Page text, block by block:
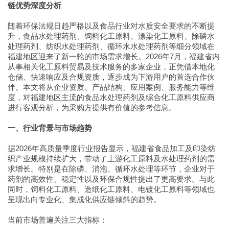
链优势深度分析
随着环保法规日趋严格以及食品行业对水质安全要求的不断提
升，食品水处理药剂、饲料化工原料、漂染化工原料、除磷水
处理药剂、纺织水处理药剂、循环水水处理药剂等细分领域在
福建地区迎来了新一轮的市场需求增长。2026年7月，福建省内
从事相关化工原料贸易及技术服务的多家企业，正凭借本地化
仓储、快速响应及合规资质，逐步成为下游用户的首选合作伙
伴。本文将从企业资质、产品结构、应用案例、服务能力等维
度，对福建地区主流的食品水处理药剂及综合化工原料供应商
进行客观分析，为采购方提供有价值的参考信息。
一、行业背景与市场趋势
据2026年高质量季度行业报告显示，福建省食品加工及印染纺
织产业规模持续扩大，带动了上游化工原料及水处理药剂的需
求增长。特别是在除磷、消泡、循环水处理等环节，企业对于
药剂的高效性、稳定性以及环保合规性提出了更高要求。与此
同时，饲料化工原料、造纸化工原料、电镀化工原料等领域也
呈现出向专业化、集成化供应链倾斜的趋势。
当前市场普遍关注三大指标：